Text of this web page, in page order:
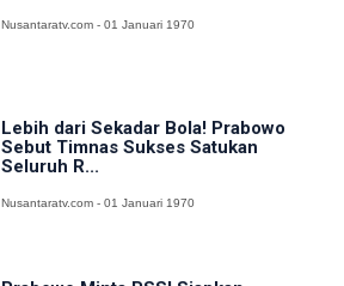
Nusantaratv.com - 01 Januari 1970
Lebih dari Sekadar Bola! Prabowo
Sebut Timnas Sukses Satukan
Seluruh R...
Nusantaratv.com - 01 Januari 1970